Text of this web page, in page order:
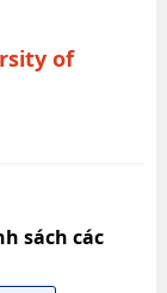
of
sách các